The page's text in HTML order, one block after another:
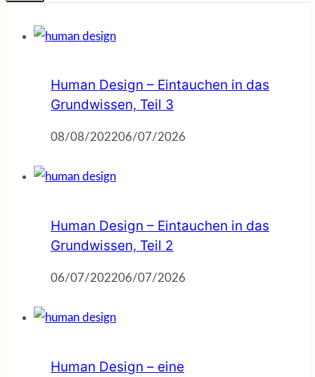
Human Design – Eintauchen in das
Grundwissen, Teil 3
08/08/202206/07/2026
Human Design – Eintauchen in das
Grundwissen, Teil 2
06/07/202206/07/2026
Human Design – eine